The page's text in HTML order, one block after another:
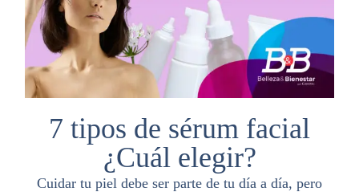
7 tipos de sérum facial
¿Cuál elegir?
Cuidar tu piel debe ser parte de tu día a día, pero